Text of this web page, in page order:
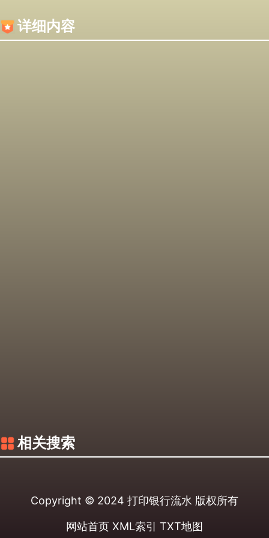
详细内容
相关搜索
Copyright © 2024 打印银行流水 版权所有
网站首页 XML索引 TXT地图